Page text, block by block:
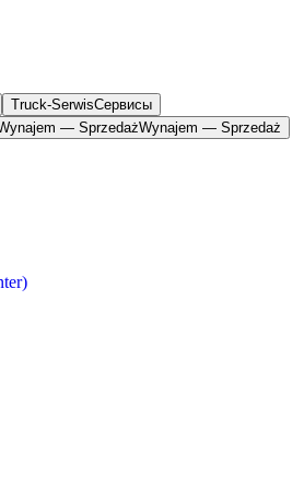
Truck-SerwisCервисы
— SprzedażWynajem — Sprzedaż
)